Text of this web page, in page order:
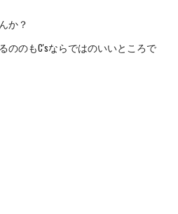
か？
ののもC'sならではのいいところで